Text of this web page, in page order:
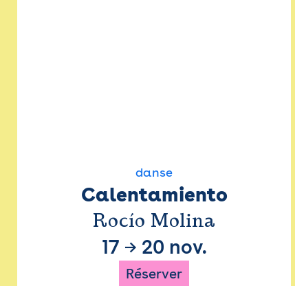
danse
Calentamiento
Rocío Molina
17 → 20 nov.
Réserver